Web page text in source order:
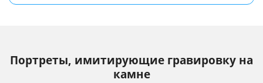
Портреты, имитирующие гравировку на
камне